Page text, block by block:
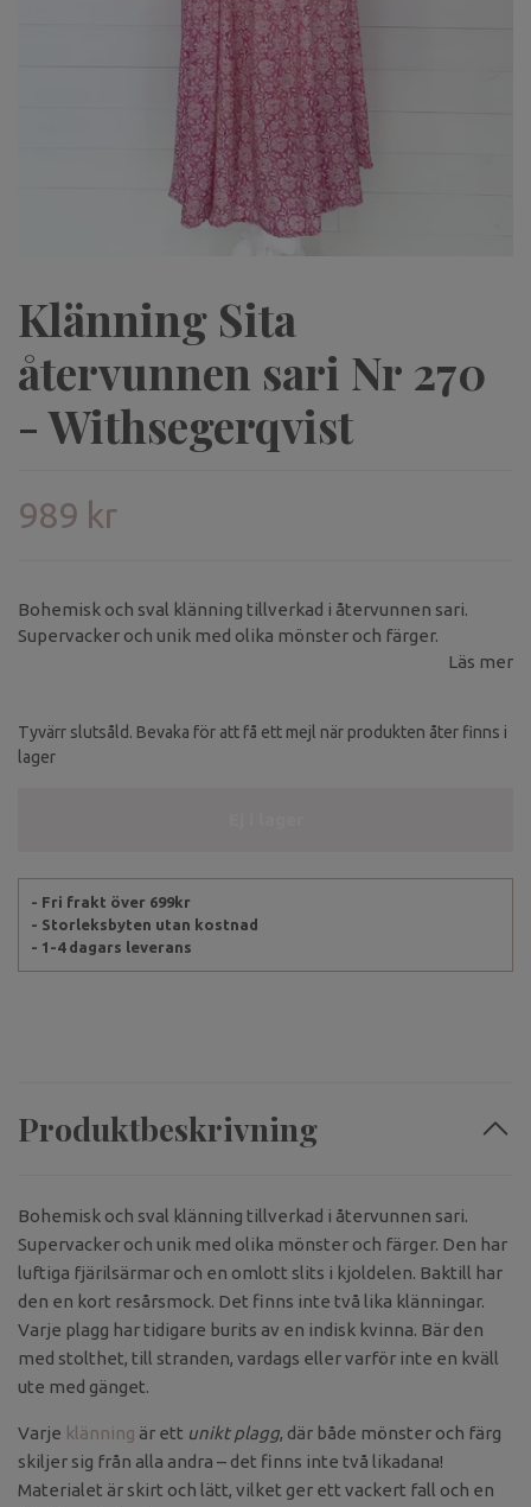
Klänning Sita
återvunnen sari Nr 270
- Withsegerqvist
989 kr
Bohemisk och sval klänning tillverkad i återvunnen sari.
Supervacker och unik med olika mönster och färger.
Läs mer
Tyvärr slutsåld. Bevaka för att få ett mejl när produkten åter finns i
lager
- Fri frakt över 699kr
- Storleksbyten utan kostnad
- 1-4 dagars leverans
Produktbeskrivning
Bohemisk och sval klänning tillverkad i återvunnen sari.
Supervacker och unik med olika mönster och färger. Den har
luftiga fjärilsärmar och en omlott slits i kjoldelen. Baktill har
den en kort resårsmock. Det finns inte två lika klänningar.
Varje plagg har tidigare burits av en indisk kvinna. Bär den
med stolthet, till stranden, vardags eller varför inte en kväll
ute med gänget.
Varje klänning är ett unikt plagg, där både mönster och färg
skiljer sig från alla andra – det finns inte två likadana!
Materialet är skirt och lätt, vilket ger ett vackert fall och en